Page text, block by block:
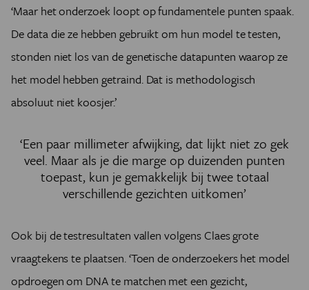
‘Maar het onderzoek loopt op fundamentele punten spaak.
De data die ze hebben gebruikt om hun model te testen,
stonden niet los van de genetische datapunten waarop ze
het model hebben getraind. Dat is methodologisch
absoluut niet koosjer.’
‘Een paar millimeter afwijking, dat lijkt niet zo gek
veel. Maar als je die marge op duizenden punten
toepast, kun je gemakkelijk bij twee totaal
verschillende gezichten uitkomen’
Ook bij de testresultaten vallen volgens Claes grote
vraagtekens te plaatsen. ‘Toen de onderzoekers het model
opdroegen om DNA te matchen met een gezicht,